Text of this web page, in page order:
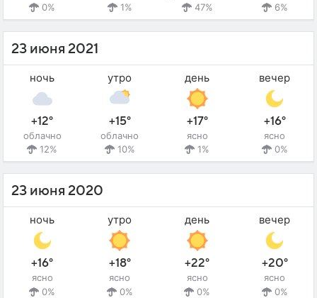
0%
1%
47%
6%
23 июня 2021
ночь
+12°
облачно
12%
утро
+15°
облачно
10%
день
+17°
ясно
1%
вечер
+16°
ясно
0%
23 июня 2020
ночь
+16°
ясно
0%
утро
+18°
ясно
0%
день
+22°
ясно
0%
вечер
+20°
ясно
0%